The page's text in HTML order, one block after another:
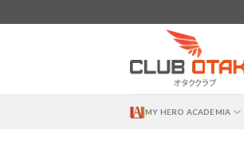
to
MY HERO ACADEMIA